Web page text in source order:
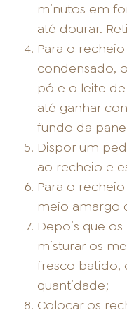
minutos em
até dourar.
Para o
condensado,
pó e o leite
até ganhar
fundo da
Dispor um
ao recheio e
Para o
meio amargo
Depois que
misturar os
fresco batido,
quantidade;
Colocar os